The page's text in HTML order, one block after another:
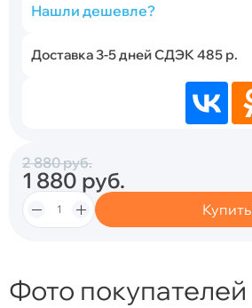
Нашли дешевле?
Доставка 3-5 дней СДЭК 485 р.
2 880руб.
1 880 руб.
Купить
Фото покупателей